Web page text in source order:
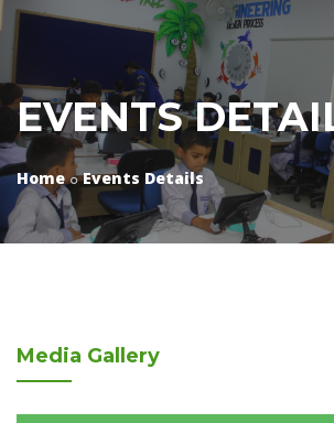
EVENTS
Home Events Details
Media Gallery